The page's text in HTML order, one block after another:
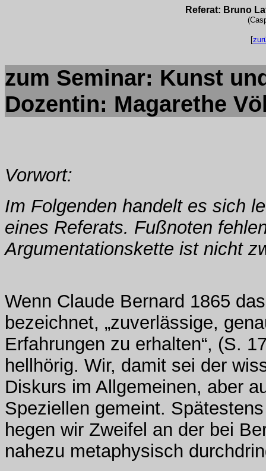
Referat: Bruno
[
zum Seminar: Kunst
Dozentin: Magarethe
Vorwort:
Im Folgenden handelt es sich
eines Referats. Fußnoten
Argumentationskette ist nicht
Wenn Claude Bernard 1865
bezeichnet, „zuverlässige,
Erfahrungen zu erhalten“, (S.
hellhörig. Wir, damit sei der
Diskurs im Allgemeinen, aber
Speziellen gemeint.
hegen wir Zweifel an der bei
nahezu metaphysisch